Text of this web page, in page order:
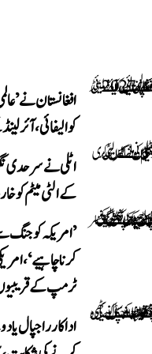
کوالیفائی،
اٹلی نے سرحدی
کے الٹی میٹم کو
’امریکہ کو جنگ
کرنا چاہیے‘،
ٹرمپ کے
اداکار راجپال